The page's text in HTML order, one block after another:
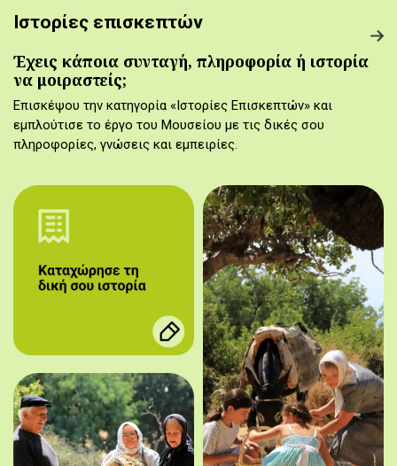
Ιστορίες επισκεπτών
Έχεις κάποια συνταγή, πληροφορία ή ιστορία
να μοιραστείς;
Επισκέψου την κατηγορία «Ιστορίες Επισκεπτών» και
εμπλούτισε το έργο του Μουσείου με τις δικές σου
πληροφορίες, γνώσεις και εμπειρίες.